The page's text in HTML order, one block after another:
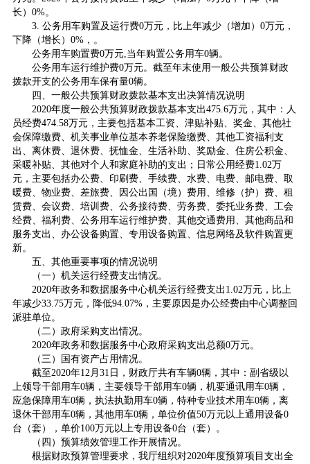
长）0%。
3. 公务用车购置及运行费0万元，比上年减少（增加）0万元，
下降（增长）0%，。
公务用车购置费0万元,当年购置公务用车0辆。
公务用车运行维护费0万元。截至年末使用一般公共预算财政
拨款开支的公务用车保有量0辆。
四、一般公共预算财政拨款基本支出决算情况说明
2020年度一般公共预算财政拨款基本支出475.6万元，其中：人
员经费474.58万元，主要包括基本工资、津贴补贴、奖金、其他社
会保障缴费、机关事业单位基本养老保险缴费、其他工资福利支
出、离休费、退休费、抚恤金、生活补助、奖励金、住房公积金、
采暖补贴、其他对个人和家庭补助的支出；日常公用经费1.02万
元，主要包括办公费、印刷费、手续费、水费、电费、邮电费、取
暖费、物业费、差旅费、因公出国（境）费用、维修（护）费、租
赁费、会议费、培训费、公务接待费、劳务费、委托业务费、工会
经费、福利费、公务用车运行维护费、其他交通费用、其他商品和
服务支出、办公设备购置、专用设备购置、信息网络及软件购置更
新。
五、其他重要事项的情况说明
（一）机关运行经费支出情况。
2020年政务和数据服务中心机关运行经费支出1.02万元，比上
年减少33.75万元，降低94.07%，主要原因是办公经费由中心调整回
派驻单位。
（二）政府采购支出情况。
2020年政务和数据服务中心政府采购支出总额0万元。
（三）国有资产占用情况。
截至2020年12月31日，财政厅共有车辆0辆，其中：副省级以
上领导干部用车0辆，主要领导干部用车0辆，机要通讯用车0辆，
应急保障用车0辆，执法执勤用车0辆，特种专业技术用车0辆，离
退休干部用车0辆，其他用车0辆，单位价值50万元以上通用设备0
台（套），单价100万元以上专用设备0台（套）。
（四）预算绩效管理工作开展情况。
根据财政预算管理要求，我厅组织对2020年度预算项目支出全